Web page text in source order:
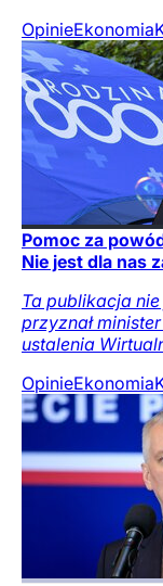
OpinieEkonomia
Pomoc za
Nie jest dla nas
Ta publikacja
przyznał
ustalenia
OpinieEkonomia